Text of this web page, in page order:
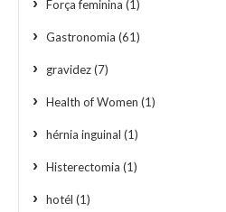
Força feminina (1)
Gastronomia (61)
gravidez(7)
Health of Women (1)
hérnia inguinal (1)
Histerectomia (1)
hotél (1)